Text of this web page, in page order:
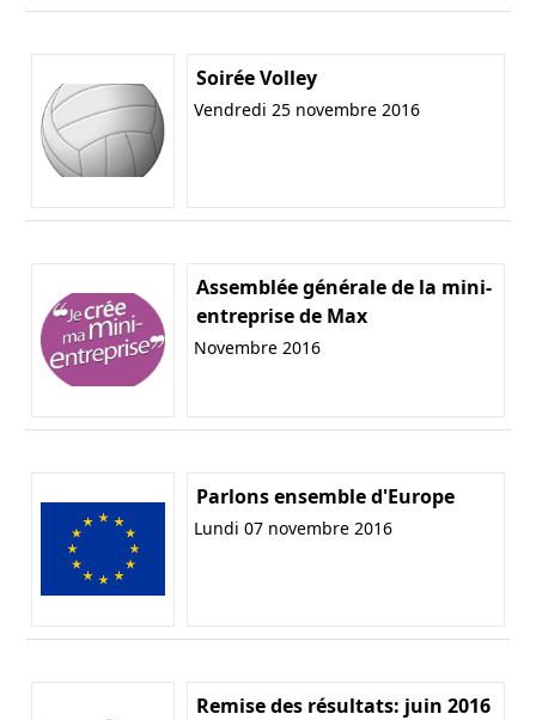
Soirée Volley
Vendredi 25 novembre 2016
Assemblée générale de la mini-
entreprise de Max
Novembre 2016
Parlons ensemble d'Europe
Lundi 07 novembre 2016
Remise des résultats: juin 2016